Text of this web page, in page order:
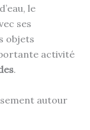
le
ses
objets
activité
.
autour